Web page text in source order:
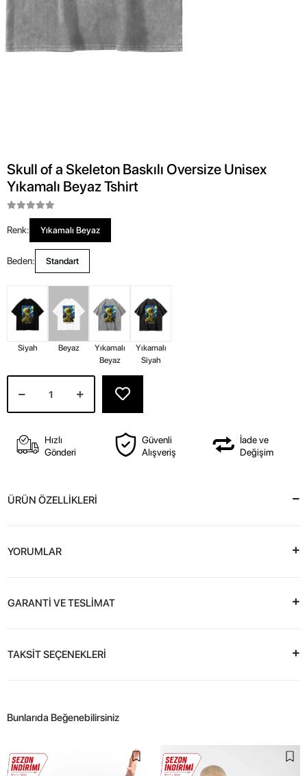
Skull of a Skeleton Baskılı Oversize Unisex
Yıkamalı Beyaz Tshirt
Renk: Yıkamalı Beyaz
Beden: Standart
Siyah Beyaz
Yıkamalı
Beyaz
Yıkamalı
Siyah
Hızlı
Gönderi
Güvenli
Alışveriş
İade ve
Değişim
ÜRÜN ÖZELLİKLERİ
YORUMLAR
GARANTİ VE TESLİMAT
TAKSİT SEÇENEKLERİ
Bunlarıda Beğenebilirsiniz